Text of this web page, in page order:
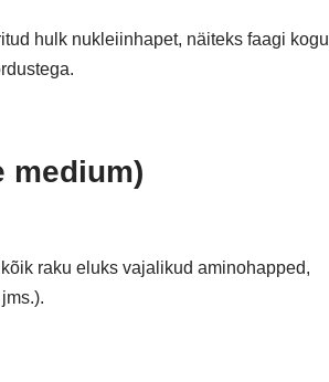
hulk nukleiinhapet, näiteks faagi kogu
medium)
raku eluks vajalikud aminohapped,